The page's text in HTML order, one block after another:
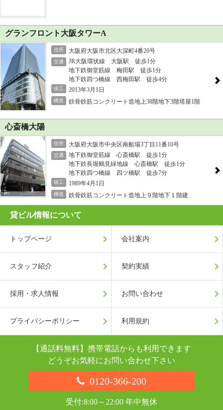
グランフロント大阪タワーA
住所 大阪府大阪市北区大深町4番20号
交通
JR大阪環状線 大阪駅 徒歩1分
地下鉄御堂筋線 梅田駅 徒歩1分
地下鉄四つ橋線 西梅田駅 徒歩4分
竣工 2013年3月1日
構造 鉄骨鉄筋コンクリート造地上38階地下3階塔屋1階
心斎橋大陽
住所 大阪府大阪市中央区南船場3丁目11番10号
交通
地下鉄御堂筋線 心斎橋駅 徒歩1分
地下鉄長堀鶴見緑地線 心斎橋駅 徒歩1分
地下鉄四つ橋線 四ツ橋駅 徒歩7分
竣工 1989年4月1日
構造 鉄骨鉄筋コンクリート造地上９階地下１階建
貸ビル情報について
トップページ 会社案内
スタッフ紹介 契約実績
採用・求人情報 お問い合わせ
プライバシーポリシー 利用規約
【通話料無料】携帯電話からも利用できます
どうぞお気軽にお問い合わせ下さい
0120-366-200
受付:8:00～22:00 年中無休